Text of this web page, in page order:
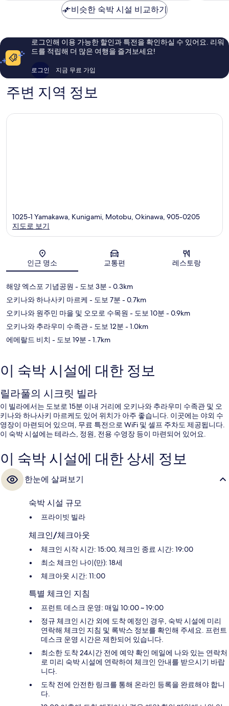
최
이
용
후
기
43
개
₩433,709
스
마
해
요,
비슷한 숙박 시설 비교하기
로그인해 이용 가능한 할인과 특전을 확인하실 수 있어요. 리워
드를 적립해 더 많은 여행을 즐겨보세요!
로그인 지금 무료 가입
주변 지역 정보
지도
1025-1 Yamakawa, Kunigami, Motobu, Okinawa, 905-0205
지도로 보기
인근 명소 교통편 레스토랑
해양 엑스포 기념공원 - 도보 3분 - 0.3km
오키나와 하나사키 마르케 - 도보 7분 - 0.7km
오키나와 원주민 마을 및 오모로 수목원 - 도보 10분 - 0.9km
오키나와 추라우미 수족관- 도보 12분 - 1.0km
에메랄드 비치 - 도보 19분 - 1.7km
이 숙박 시설에 대한 정보
릴라풀의 시크릿 빌라
이 빌라에서는 도보로 15분 이내 거리에 오키나와 추라우미 수족관 및 오
키나와 하나사키 마르케도 있어 위치가 아주 좋습니다. 이곳에는 야외 수
영장이 마련되어 있으며, 무료 특전으로 WiFi 및 셀프 주차도 제공됩니다.
이 숙박 시설에는 테라스, 정원, 전용 수영장 등이 마련되어 있어요.
이 숙박 시설에 대한 상세 정보
한눈에 살펴보기
숙박 시설 규모
프라이빗 빌라
체크인/체크아웃
체크인 시작 시간: 15:00, 체크인 종료 시간: 19:00
최소 체크인 나이(만): 18세
체크아웃 시간: 11:00
특별 체크인 지침
프런트 데스크 운영: 매일 10:00 ~ 19:00
정규 체크인 시간 외에 도착 예정인 경우, 숙박 시설에 미리
연락해 체크인 지침 및 록박스 정보를 확인해 주세요. 프런트
데스크 운영 시간은 제한되어 있습니다.
최소한 도착 24시간 전에 예약 확인 메일에 나와 있는 연락처
로 미리 숙박 시설에 연락하여 체크인 안내를 받으시기 바랍
니다.
도착 전에 안전한 링크를 통해 온라인 등록을 완료해야 합니
다.